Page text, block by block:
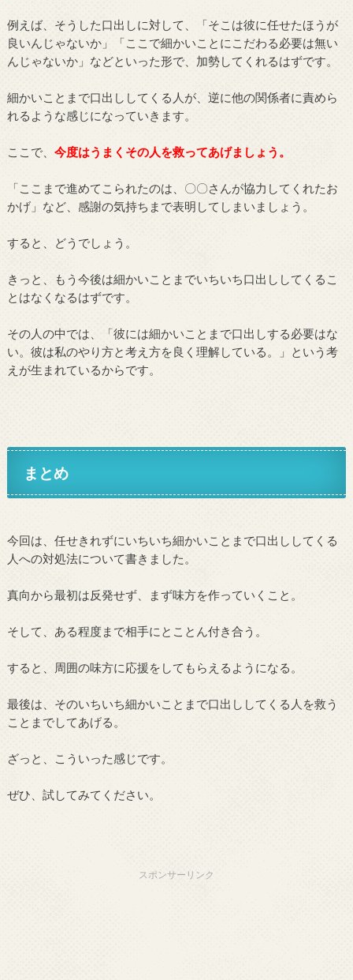
例えば、そうした口出しに対して、「そこは彼に任せたほうが
良いんじゃないか」「ここで細かいことにこだわる必要は無い
んじゃないか」などといった形で、加勢してくれるはずです。
細かいことまで口出ししてくる人が、逆に他の関係者に責めら
れるような感じになっていきます。
ここで、 今度はうまくその人を救ってあげましょう。
「ここまで進めてこられたのは、〇〇さんが協力してくれたお
かげ」など、感謝の気持ちまで表明してしまいましょう。
すると、どうでしょう。
きっと、もう今後は細かいことまでいちいち口出ししてくるこ
とはなくなるはずです。
その人の中では、「彼には細かいことまで口出しする必要はな
い。彼は私のやり方と考え方を良く理解している。」という考
えが生まれているからです。
まとめ
今回は、任せきれずにいちいち細かいことまで口出ししてくる
人への対処法について書きました。
真向から最初は反発せず、まず味方を作っていくこと。
そして、ある程度まで相手にとことん付き合う。
すると、周囲の味方に応援をしてもらえるようになる。
最後は、そのいちいち細かいことまで口出ししてくる人を救う
ことまでしてあげる。
ざっと、こういった感じです。
ぜひ、試してみてください。
スポンサーリンク